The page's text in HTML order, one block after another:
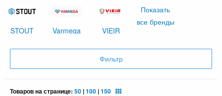
STOUT Varmega VIEIR
Показать
все бренды
Фильтр
Товаров на странице: 50 |100 |150